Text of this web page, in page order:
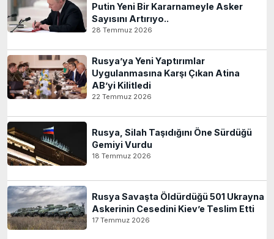
Putin Yeni Bir Kararnameyle Asker
Sayısını Artırıyo..
28 Temmuz 2026
Rusya’ya Yeni Yaptırımlar
Uygulanmasına Karşı Çıkan Atina
AB’yi Kilitledi
22 Temmuz 2026
Rusya, Silah Taşıdığını Öne Sürdüğü
Gemiyi Vurdu
18 Temmuz 2026
Rusya Savaşta Öldürdüğü 501 Ukrayna
Askerinin Cesedini Kiev’e Teslim Etti
17 Temmuz 2026